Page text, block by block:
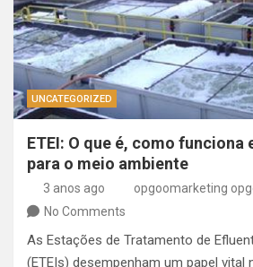
UNCATEGORIZED
ETEI: O que é, como funciona
para o meio ambiente
3 anos ago
opgoomarketing
No Comments
As Estações de Tratamento de
(ETEIs) desempenham um papel vital